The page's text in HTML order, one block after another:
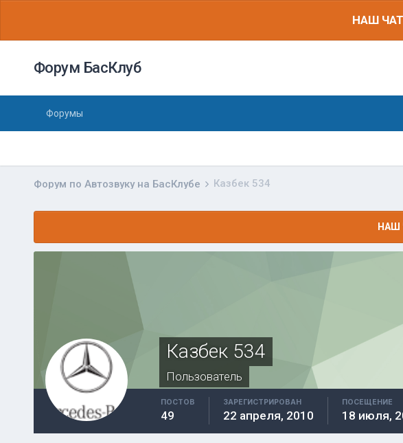
НАШ
Форум БасКлуб
Форумы
Форум по Автозвуку на БасКлубе Казбек 534
НАШ
Казбек 534
Пользователь
ПОСТОВ
49
ЗАРЕГИСТРИРОВАН
22 апреля, 2010
ПОСЕЩЕНИЕ
18 июля,